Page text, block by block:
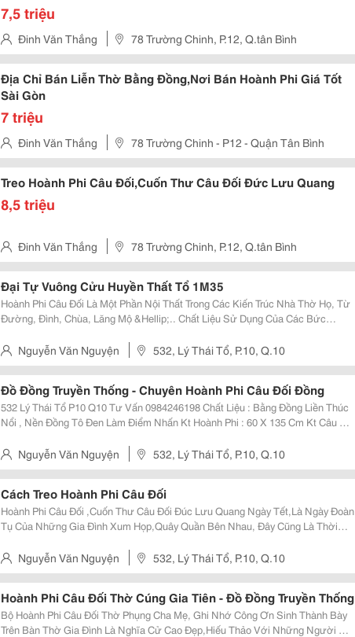
7,5 triệu
Đinh Văn Thắng 78 Trường Chinh, P.12, Q.tân Bình
Địa Chỉ Bán Liễn Thờ Bằng Đồng,Nơi Bán Hoành Phi Giá Tốt
Sài Gòn
7 triệu
Đinh Văn Thắng 78 Trường Chinh - P12 - Quận Tân Bình
Treo Hoành Phi Câu Đối,Cuốn Thư Câu Đối Đức Lưu Quang
8,5 triệu
Đinh Văn Thắng 78 Trường Chinh, P.12, Q.tân Bình
Đại Tự Vuông Cửu Huyền Thất Tổ 1M35
Hoành Phi Câu Đối Là Một Phần Nội Thất Trong Các Kiến Trúc Nhà Thờ Họ, Từ
Đường, Đình, Chùa, Lăng Mộ &Hellip;.. Chất Liệu Sử Dụng Của Các Bức
Câu Đối Thờ Gia Tiên &Ldquo; Cửu Huy
Nguyễn Văn Nguyện 532, Lý Thái Tổ, P.10, Q.10
Đồ Đồng Truyền Thống - Chuyên Hoành Phi Câu Đối Đồng
532 Lý Thái Tổ P10 Q10 Tư Vấn 0984246198 Chất Liệu : Bằng Đồng Liền Thúc
Nổi , Nền Đồng Tô Đen Làm Điểm Nhấn Kt Hoành Phi : 60 X 135 Cm Kt Câu Đối
Điện Phân Cao Cấp .
Nguyễn Văn Nguyện 532, Lý Thái Tổ, P.10, Q.10
Cách Treo Hoành Phi Câu Đối
Hoành Phi Câu Đối ,Cuốn Thư Câu Đối Đúc Lưu Quang Ngày Tết,Là Ngày Đoàn
Tụ Của Những Gia Đình Xum Họp,Quây Quần Bên Nhau, Đây Cũng Là Thời
Thờ Gia Tiên Tạo Không Khí Ấm Cũng Ngà
Nguyễn Văn Nguyện 532, Lý Thái Tổ, P.10, Q.10
Hoành Phi Câu Đối Thờ Cúng Gia Tiên - Đồ Đồng Truyền Thống
Bộ Hoành Phi Câu Đối Thờ Phụng Cha Mẹ, Ghi Nhớ Công Ơn Sinh Thành Bày
Trên Bàn Thờ Gia Đình Là Nghĩa Cử Cao Đẹp,Hiếu Thảo Với Những Người Đã